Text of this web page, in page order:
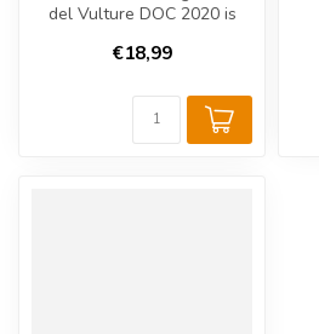
del Vulture DOC 2020 is
rode ...
€18,99